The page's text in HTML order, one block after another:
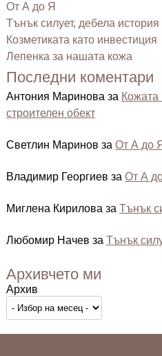
От А до Я
Тънък силует, дебела история
Козметиката като инвестиция
Лепенка за нашата кожа
Последни коментари
Антония Маринова за Кожата
строителен обект
Светлин Маринов за От А до Я
Владимир Георгиев за От А
Миглена Кирилова за Тънък
Любомир Начев за Тънък
Архивчето ми
Архив